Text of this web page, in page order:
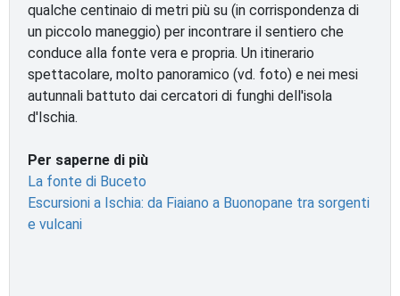
qualche centinaio di metri più su (in corrispondenza di
un piccolo maneggio) per incontrare il sentiero che
conduce alla fonte vera e propria. Un itinerario
spettacolare, molto panoramico (vd. foto) e nei mesi
autunnali battuto dai cercatori di funghi dell'isola
d'Ischia.
Per saperne di più
La fonte di Buceto
Escursioni a Ischia: da Fiaiano a Buonopane tra sorgenti
e vulcani